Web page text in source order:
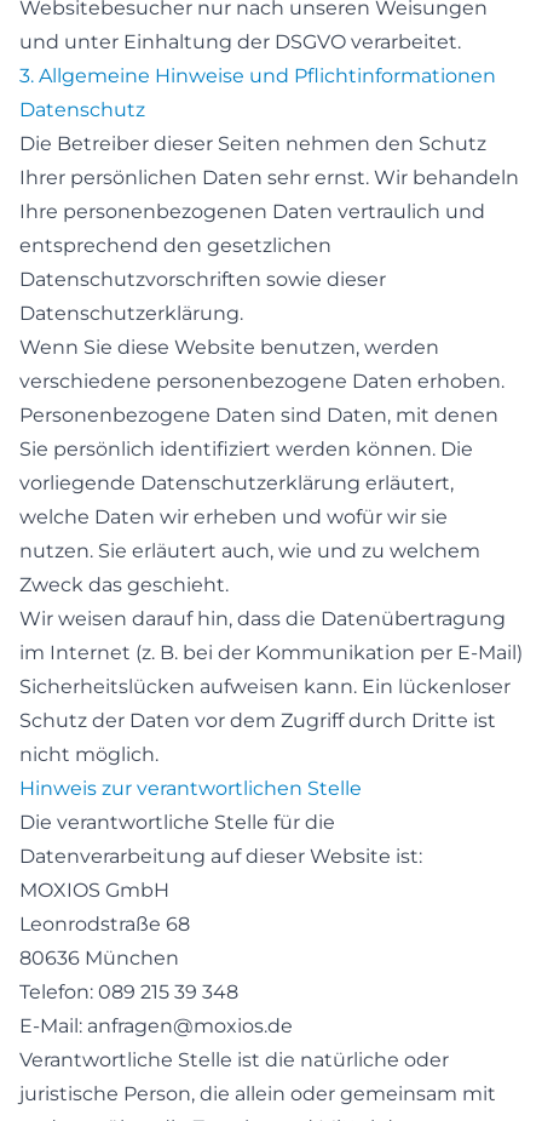
Websitebesucher nur nach unseren Weisungen
und unter Einhaltung der DSGVO verarbeitet.
3. Allgemeine Hinweise und Pflicht­informationen
Datenschutz
Die Betreiber dieser Seiten nehmen den Schutz
Ihrer persönlichen Daten sehr ernst. Wir behandeln
Ihre personenbezogenen Daten vertraulich und
entsprechend den gesetzlichen
Datenschutzvorschriften sowie dieser
Datenschutzerklärung.
Wenn Sie diese Website benutzen, werden
verschiedene personenbezogene Daten erhoben.
Personenbezogene Daten sind Daten, mit denen
Sie persönlich identifiziert werden können. Die
vorliegende Datenschutzerklärung erläutert,
welche Daten wir erheben und wofür wir sie
nutzen. Sie erläutert auch, wie und zu welchem
Zweck das geschieht.
Wir weisen darauf hin, dass die Datenübertragung
im Internet (z. B. bei der Kommunikation per E-Mail)
Sicherheitslücken aufweisen kann. Ein lückenloser
Schutz der Daten vor dem Zugriff durch Dritte ist
nicht möglich.
Hinweis zur verantwortlichen Stelle
Die verantwortliche Stelle für die
Datenverarbeitung auf dieser Website ist:
MOXIOS GmbH
Leonrodstraße 68
80636 München
Telefon: 089 215 39 348
E-Mail: anfragen@moxios.de
Verantwortliche Stelle ist die natürliche oder
juristische Person, die allein oder gemeinsam mit